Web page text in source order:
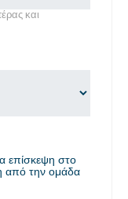
και
επίσκεψη στο
από την ομάδα